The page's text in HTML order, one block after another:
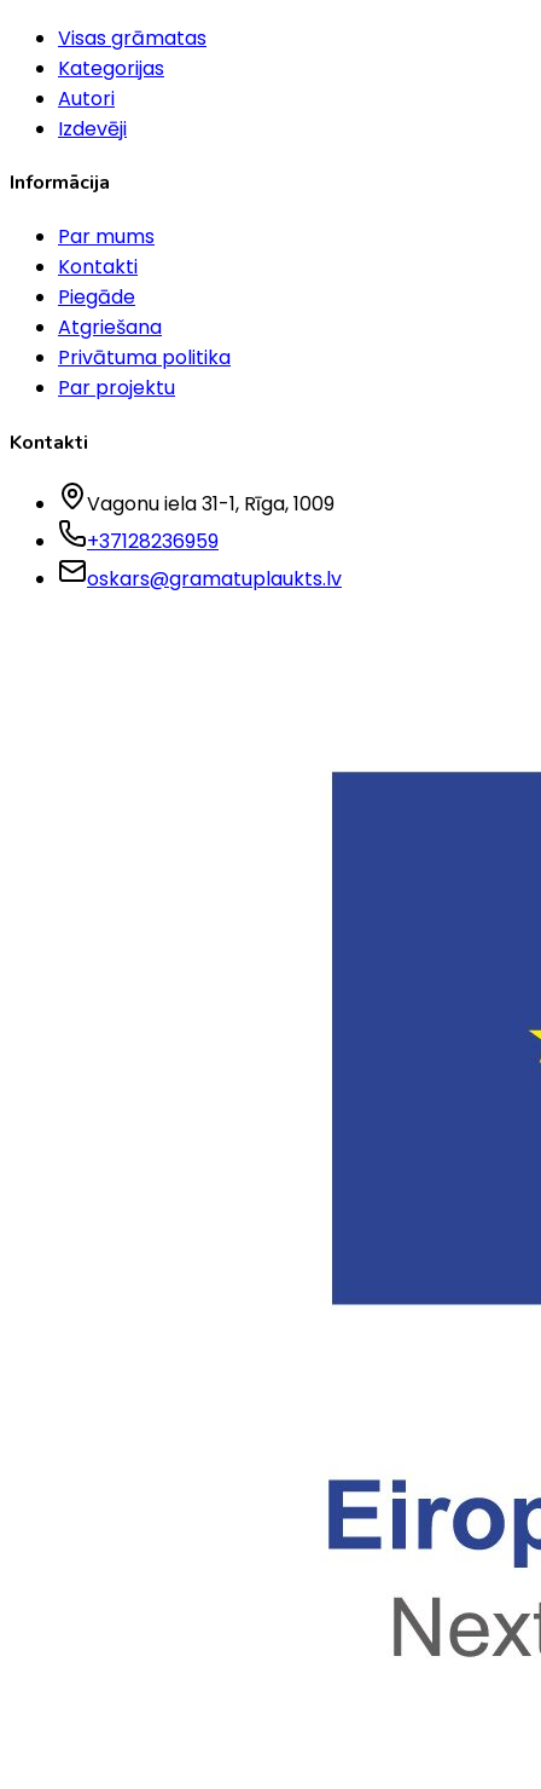
Visas grāmatas
Kategorijas
Autori
Izdevēji
Informācija
Par mums
Kontakti
Piegāde
Atgriešana
Privātuma politika
Par projektu
Kontakti
Vagonu iela 31-1, Rīga, 1009
+37128236959
oskars@gramatuplaukts.lv